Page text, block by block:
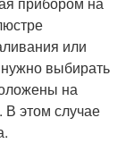
или
выбирать
на
В этом случае